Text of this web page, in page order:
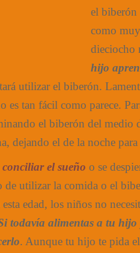
el biberón
como
dieciocho
hijo
utilizar el biberón.
es tan fácil como parece.
el biberón del medio
dejando el de la noche
conciliar el sueño o se
utilizar la comida o el
edad, los niños no
todavía alimentas a tu hijo
. Aunque tu hijo te pida